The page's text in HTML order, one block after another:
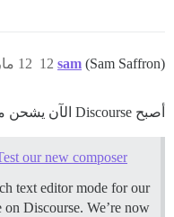
sam (Sam Saffron) 12 مارس 2025، 11:45م 12
أصبح Discourse الآن يشحن محرر WYSIWYG تجريبي
our new composer!
text editor mode for our
on Discourse. We’re now